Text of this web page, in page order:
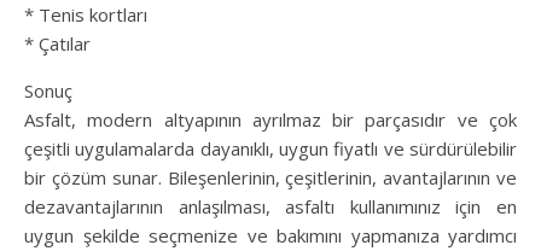
* Tenis kortları
* Çatılar
Sonuç
Asfalt, modern altyapının ayrılmaz bir parçasıdır ve çok
çeşitli uygulamalarda dayanıklı, uygun fiyatlı ve sürdürülebilir
bir çözüm sunar. Bileşenlerinin, çeşitlerinin, avantajlarının ve
dezavantajlarının anlaşılması, asfaltı kullanımınız için en
uygun şekilde seçmenize ve bakımını yapmanıza yardımcı